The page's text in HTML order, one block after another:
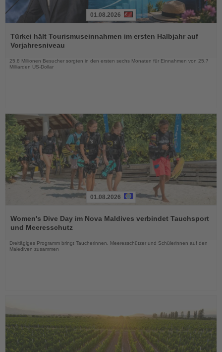
Sie
die
Nachrichten
01.08.2026
Türkei hält Tourismuseinnahmen im ersten Halbjahr auf
Vorjahresniveau
25,8 Millionen Besucher sorgten in den ersten sechs Monaten für Einnahmen von 25,7
Milliarden US-Dollar
Sie
die
01.08.2026
Women's Dive Day im Nova Maldives verbindet Tauchsport
und Meeresschutz
Dreitägiges Programm bringt Taucherinnen, Meeresschützer und Schülerinnen auf den
Malediven zusammen